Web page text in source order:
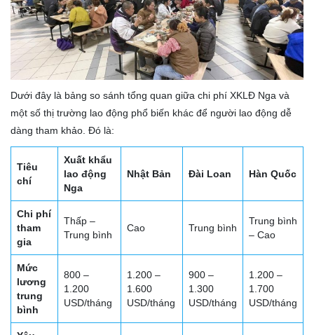
Dưới đây là bảng so sánh tổng quan giữa chi phí XKLĐ Nga và
một số thị trường lao động phổ biến khác để người lao động dễ
dàng tham khảo. Đó là:
Tiêu
chí
Xuất khẩu
lao động
Nga
Nhật Bản Đài Loan Hàn Quốc
Chi phí
tham
gia
Thấp –
Trung bình
Cao Trung bình
Trung bình
– Cao
Mức
lương
trung
bình
800 –
1.200
USD/tháng
1.200 –
1.600
USD/tháng
900 –
1.300
USD/tháng
1.200 –
1.700
USD/tháng